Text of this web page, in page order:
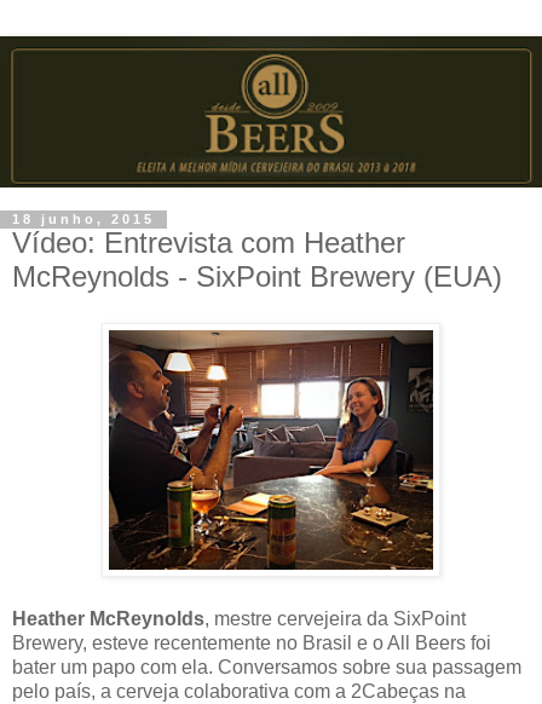
18 junho, 2015
Vídeo: Entrevista com Heather
McReynolds - SixPoint Brewery (EUA)
Heather McReynolds, mestre cervejeira da SixPoint
Brewery, esteve recentemente no Brasil e o All Beers foi
bater um papo com ela. Conversamos sobre sua passagem
pelo país, a cerveja colaborativa com a 2Cabeças na